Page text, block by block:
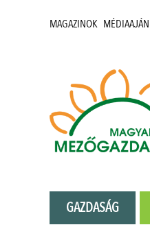
MAGAZINOK
GAZDASÁG